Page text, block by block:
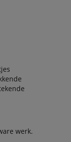
werk.